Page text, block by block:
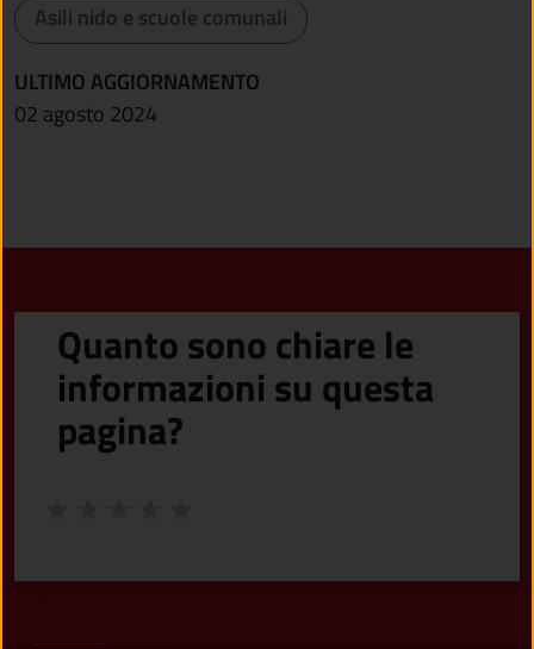
Asili nido e scuole comunali
ULTIMO AGGIORNAMENTO
02 agosto 2024
Quanto sono chiare le
informazioni su questa
pagina?